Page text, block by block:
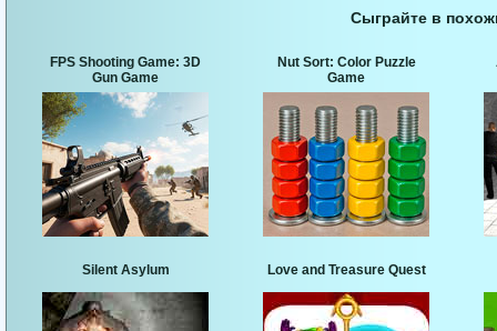
Сыграйте в
FPS Shooting Game: 3D
Gun Game
Nut Sort: Color Puzzle
Game
Silent Asylum Love and Treasure Quest